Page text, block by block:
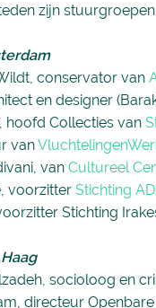
zijn
conservator van
en designer
hoofd Collecties van
van
van Cultureel
voorzitter Stichting
Stichting
socioloog en
directeur